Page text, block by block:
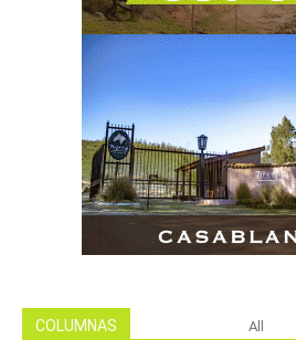
COLUMNAS All